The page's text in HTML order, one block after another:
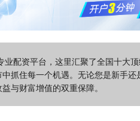
业配资平台，这里汇聚了全国十大
抓住每一个机遇。无论您是新手
与财富增值的双重保障。